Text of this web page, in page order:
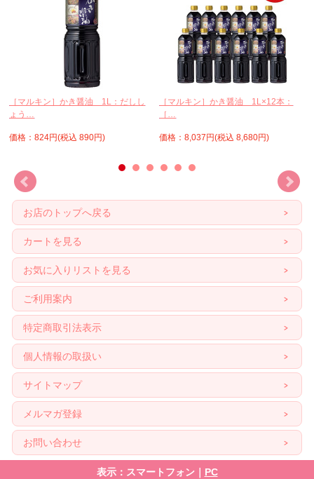
［マルキン］かき醤油 1L：だしし
ょう…
価格：824円(税込 890円)
［マルキン］かき醤油 1L×12本：
［…
価格：8,037円(税込 8,680円)
お店のトップへ戻る
カートを見る
お気に入りリストを見る
ご利用案内
特定商取引法表示
個人情報の取扱い
サイトマップ
メルマガ登録
お問い合わせ
表示：スマートフォン｜ PC